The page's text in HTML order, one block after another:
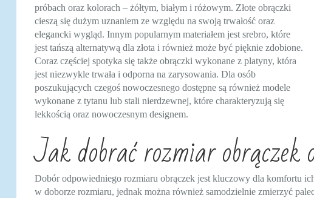
próbach oraz kolorach – żółtym, białym i różowym. Złote obrączki
cieszą się dużym uznaniem ze względu na swoją trwałość oraz
elegancki wygląd. Innym popularnym materiałem jest srebro, które
jest tańszą alternatywą dla złota i również może być pięknie zdobione.
Coraz częściej spotyka się także obrączki wykonane z platyny, która
jest niezwykle trwała i odporna na zarysowania. Dla osób
poszukujących czegoś nowoczesnego dostępne są również modele
wykonane z tytanu lub stali nierdzewnej, które charakteryzują się
lekkością oraz nowoczesnym designem.
Jak dobrać rozmiar obrączek
Dobór odpowiedniego rozmiaru obrączek jest kluczowy dla komfortu
w doborze rozmiaru, jednak można również samodzielnie zmierzyć